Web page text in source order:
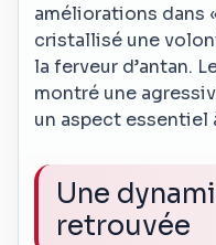
améliorations dans
cristallisé une
la ferveur d’antan.
montré une
un aspect essentiel
Une
retrouvée